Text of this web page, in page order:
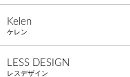
Kelen
ケレン
LESS DESIGN
レスデザイン